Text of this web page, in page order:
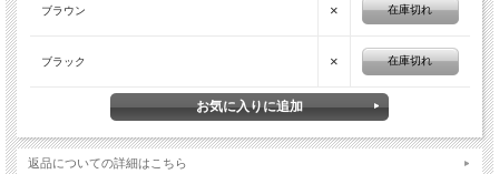
ブラウン × 在庫切れ
ブラック × 在庫切れ
返品についての詳細はこちら